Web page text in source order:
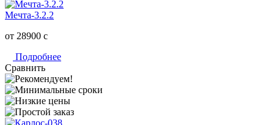
Мечта-3.2.2
от 28900 c
Подробнее
Сравнить